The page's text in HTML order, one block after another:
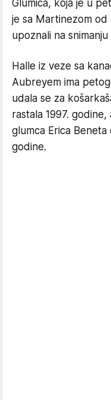
Glumica, koja je u
je sa Martinezom od
upoznali na snimanju
Halle iz veze sa
Aubreyem ima
udala se za
rastala 1997.
glumca Erica
godine.